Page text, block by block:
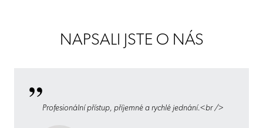
NAPSALI JSTE O NÁS
Profesionální přístup, příjemné a rychlé jednání.<br />